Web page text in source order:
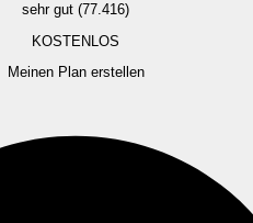
sehr gut (77.416)
KOSTENLOS
Meinen Plan erstellen